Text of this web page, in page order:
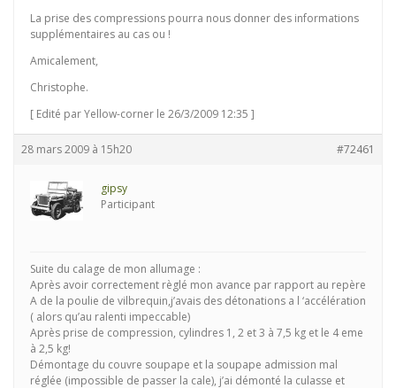
La prise des compressions pourra nous donner des informations
supplémentaires au cas ou !
Amicalement,
Christophe.
[ Edité par Yellow-corner le 26/3/2009 12:35 ]
28 mars 2009 à 15h20 #72461
gipsy
Participant
Suite du calage de mon allumage :
Après avoir correctement règlé mon avance par rapport au repère
A de la poulie de vilbrequin,j’avais des détonations a l ‘accélération
( alors qu’au ralenti impeccable)
Après prise de compression, cylindres 1, 2 et 3 à 7,5 kg et le 4 eme
à 2,5 kg!
Démontage du couvre soupape et la soupape admission mal
réglée (impossible de passer la cale), j’ai démonté la culasse et